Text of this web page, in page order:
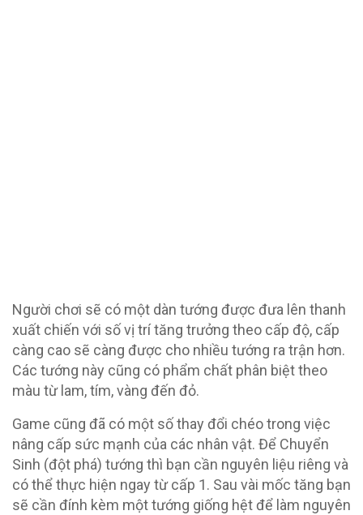
Người chơi sẽ có một dàn tướng được đưa lên thanh
xuất chiến với số vị trí tăng trưởng theo cấp độ, cấp
càng cao sẽ càng được cho nhiều tướng ra trận hơn.
Các tướng này cũng có phẩm chất phân biệt theo
màu từ lam, tím, vàng đến đỏ.
Game cũng đã có một số thay đổi chéo trong việc
nâng cấp sức mạnh của các nhân vật. Để Chuyển
Sinh (đột phá) tướng thì bạn cần nguyên liệu riêng và
có thể thực hiện ngay từ cấp 1. Sau vài mốc tăng bạn
sẽ cần đính kèm một tướng giống hệt để làm nguyên